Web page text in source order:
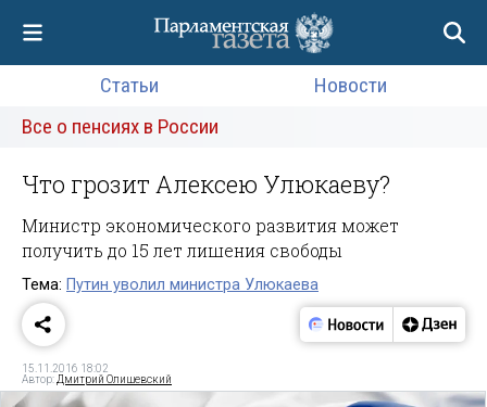
Статьи
Новости
Все о пенсиях в России
Что грозит Алексею Улюкаеву?
Министр экономического развития может
получить до 15 лет лишения свободы
Тема: Путин уволил министра Улюкаева
15.11.2016 18:02
Автор: Дмитрий Олишевский